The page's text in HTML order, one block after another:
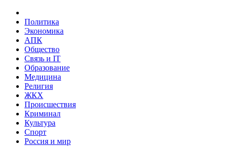
Политика
Экономика
АПК
Общество
Связь и IT
Образование
Медицина
Религия
ЖКХ
Происшествия
Криминал
Культура
Спорт
Россия и мир